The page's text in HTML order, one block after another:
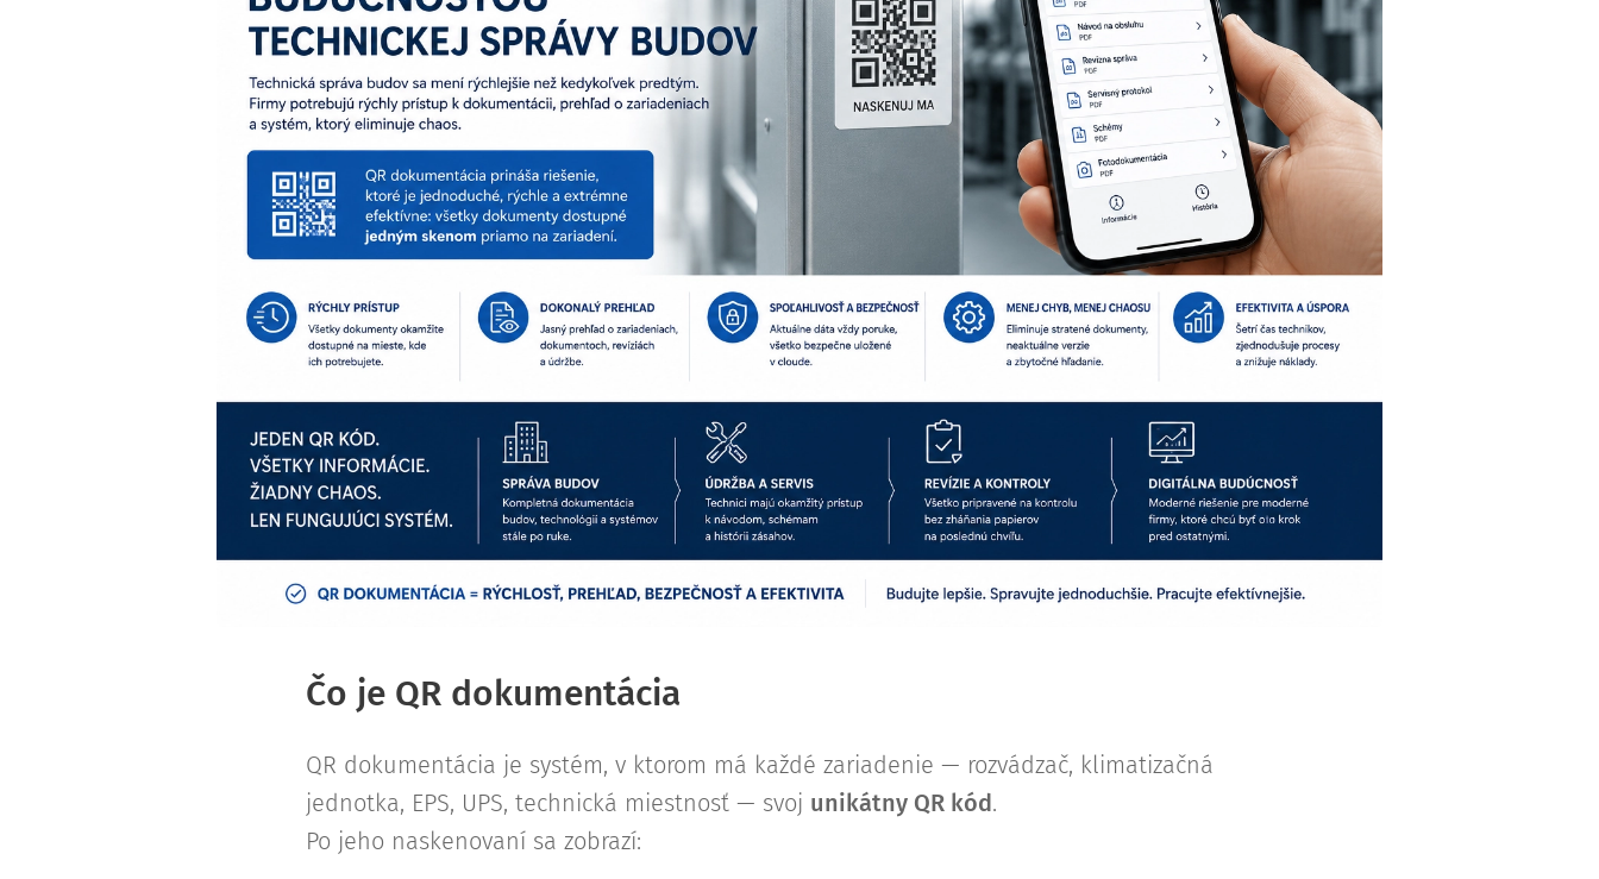
Čo je QR dokumentácia
QR dokumentácia je systém, v ktorom má každé zariadenie — rozvádzač, klimatizačná
jednotka, EPS, UPS, technická miestnosť — svoj unikátny QR kód.
Po jeho naskenovaní sa zobrazí: